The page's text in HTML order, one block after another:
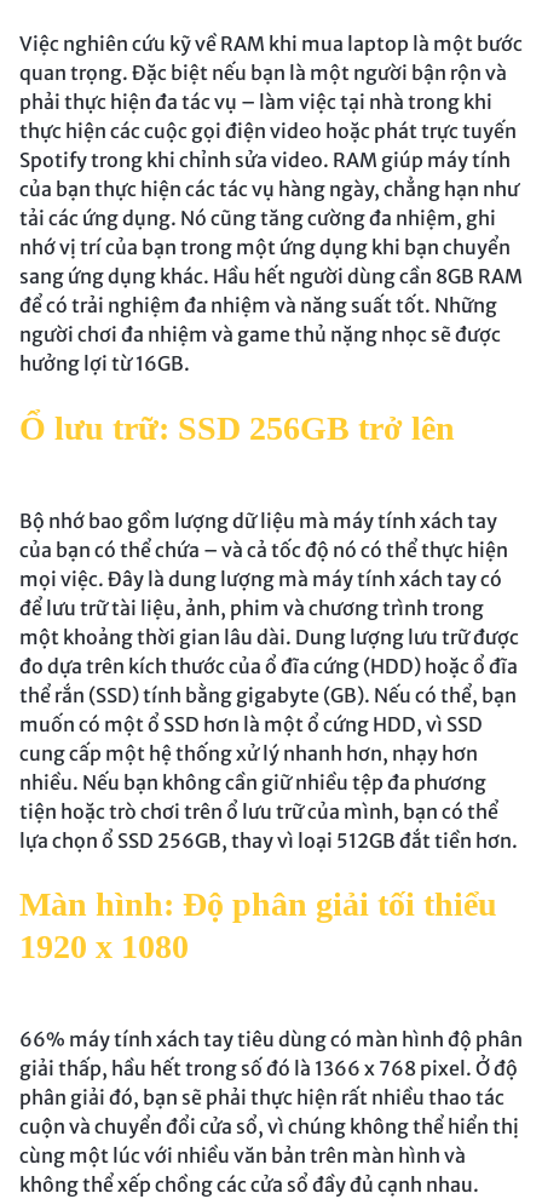
Việc nghiên cứu kỹ về RAM khi mua laptop là một bước
quan trọng. Đặc biệt nếu bạn là một người bận rộn và
phải thực hiện đa tác vụ – làm việc tại nhà trong khi
thực hiện các cuộc gọi điện video hoặc phát trực tuyến
Spotify trong khi chỉnh sửa video. RAM giúp máy tính
của bạn thực hiện các tác vụ hàng ngày, chẳng hạn như
tải các ứng dụng. Nó cũng tăng cường đa nhiệm, ghi
nhớ vị trí của bạn trong một ứng dụng khi bạn chuyển
sang ứng dụng khác. Hầu hết người dùng cần 8GB RAM
để có trải nghiệm đa nhiệm và năng suất tốt. Những
người chơi đa nhiệm và game thủ nặng nhọc sẽ được
hưởng lợi từ 16GB.
Ổ lưu trữ: SSD 256GB trở lên
Bộ nhớ bao gồm lượng dữ liệu mà máy tính xách tay
của bạn có thể chứa – và cả tốc độ nó có thể thực hiện
mọi việc. Đây là dung lượng mà máy tính xách tay có
để lưu trữ tài liệu, ảnh, phim và chương trình trong
một khoảng thời gian lâu dài. Dung lượng lưu trữ được
đo dựa trên kích thước của ổ đĩa cứng (HDD) hoặc ổ đĩa
thể rắn (SSD) tính bằng gigabyte (GB). Nếu có thể, bạn
muốn có một ổ SSD hơn là một ổ cứng HDD, vì SSD
cung cấp một hệ thống xử lý nhanh hơn, nhạy hơn
nhiều. Nếu bạn không cần giữ nhiều tệp đa phương
tiện hoặc trò chơi trên ổ lưu trữ của mình, bạn có thể
lựa chọn ổ SSD 256GB, thay vì loại 512GB đắt tiền hơn.
Màn hình: Độ phân giải tối thiểu
1920 x 1080
66% máy tính xách tay tiêu dùng có màn hình độ phân
giải thấp, hầu hết trong số đó là 1366 x 768 pixel. Ở độ
phân giải đó, bạn sẽ phải thực hiện rất nhiều thao tác
cuộn và chuyển đổi cửa sổ, vì chúng không thể hiển thị
cùng một lúc với nhiều văn bản trên màn hình và
không thể xếp chồng các cửa sổ đầy đủ cạnh nhau.